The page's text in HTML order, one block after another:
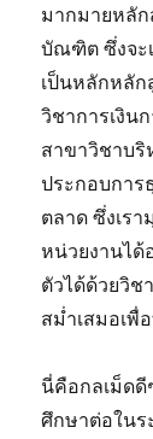
มากมายหลัก
บัณฑิต ซึ่งจะ
เป็นหลักหลั
วิชาการเงิน
สาขาวิชาบ
ประกอบการ
ตลาด ซึ่งเร
หน่วยงานได้
ตัวได้ด้วยวิช
สม่ำเสมอเพื่
นี่คือกลเม็ดดี
ศึกษาต่อใน